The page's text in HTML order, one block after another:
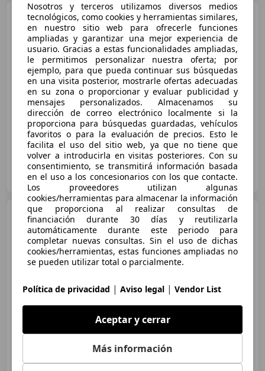
Honda Jazz1.2i-DSI Live
€ 5.995
Precio justo
10/2006 130.276 km Gasolina 57 kW (77 CV)
AUTORTUÑO
ES-08028 BARCELONA
Honda Jazz 1.5 i-MMD
Elegance
€ 16.400
Súper oferta
Nosotros y terceros utilizamos diversos medios
tecnológicos, como cookies y herramientas similares,
en nuestro sitio web para ofrecerle funciones
ampliadas y garantizar una mejor experiencia de
usuario. Gracias a estas funcionalidades ampliadas,
le permitimos personalizar nuestra oferta; por
ejemplo, para que pueda continuar sus búsquedas
en una visita posterior, mostrarle ofertas adecuadas
en su zona o proporcionar y evaluar publicidad y
mensajes personalizados. Almacenamos su
dirección de correo electrónico localmente si la
proporciona para búsquedas guardadas, vehículos
favoritos o para la evaluación de precios. Esto le
facilita el uso del sitio web, ya que no tiene que
volver a introducirla en visitas posteriores. Con su
consentimiento, se transmitirá información basada
en el uso a los concesionarios con los que contacte.
Los proveedores utilizan algunas
cookies/herramientas para almacenar la información
que proporciona al realizar consultas de
financiación durante 30 días y reutilizarla
automáticamente durante este periodo para
completar nuevas consultas. Sin el uso de dichas
cookies/herramientas, estas funciones ampliadas no
se pueden utilizar total o parcialmente.
Política de privacidad | Aviso legal | Vendor List
Aceptar y cerrar
Más información